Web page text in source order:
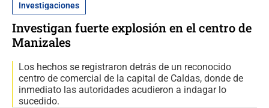
Investigaciones
Investigan fuerte explosión en el centro de
Manizales
Los hechos se registraron detrás de un reconocido
centro de comercial de la capital de Caldas, donde de
inmediato las autoridades acudieron a indagar lo
sucedido.